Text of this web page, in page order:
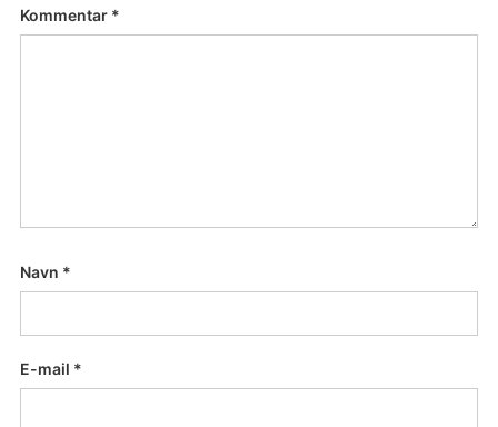
Kommentar *
Navn *
E-mail *